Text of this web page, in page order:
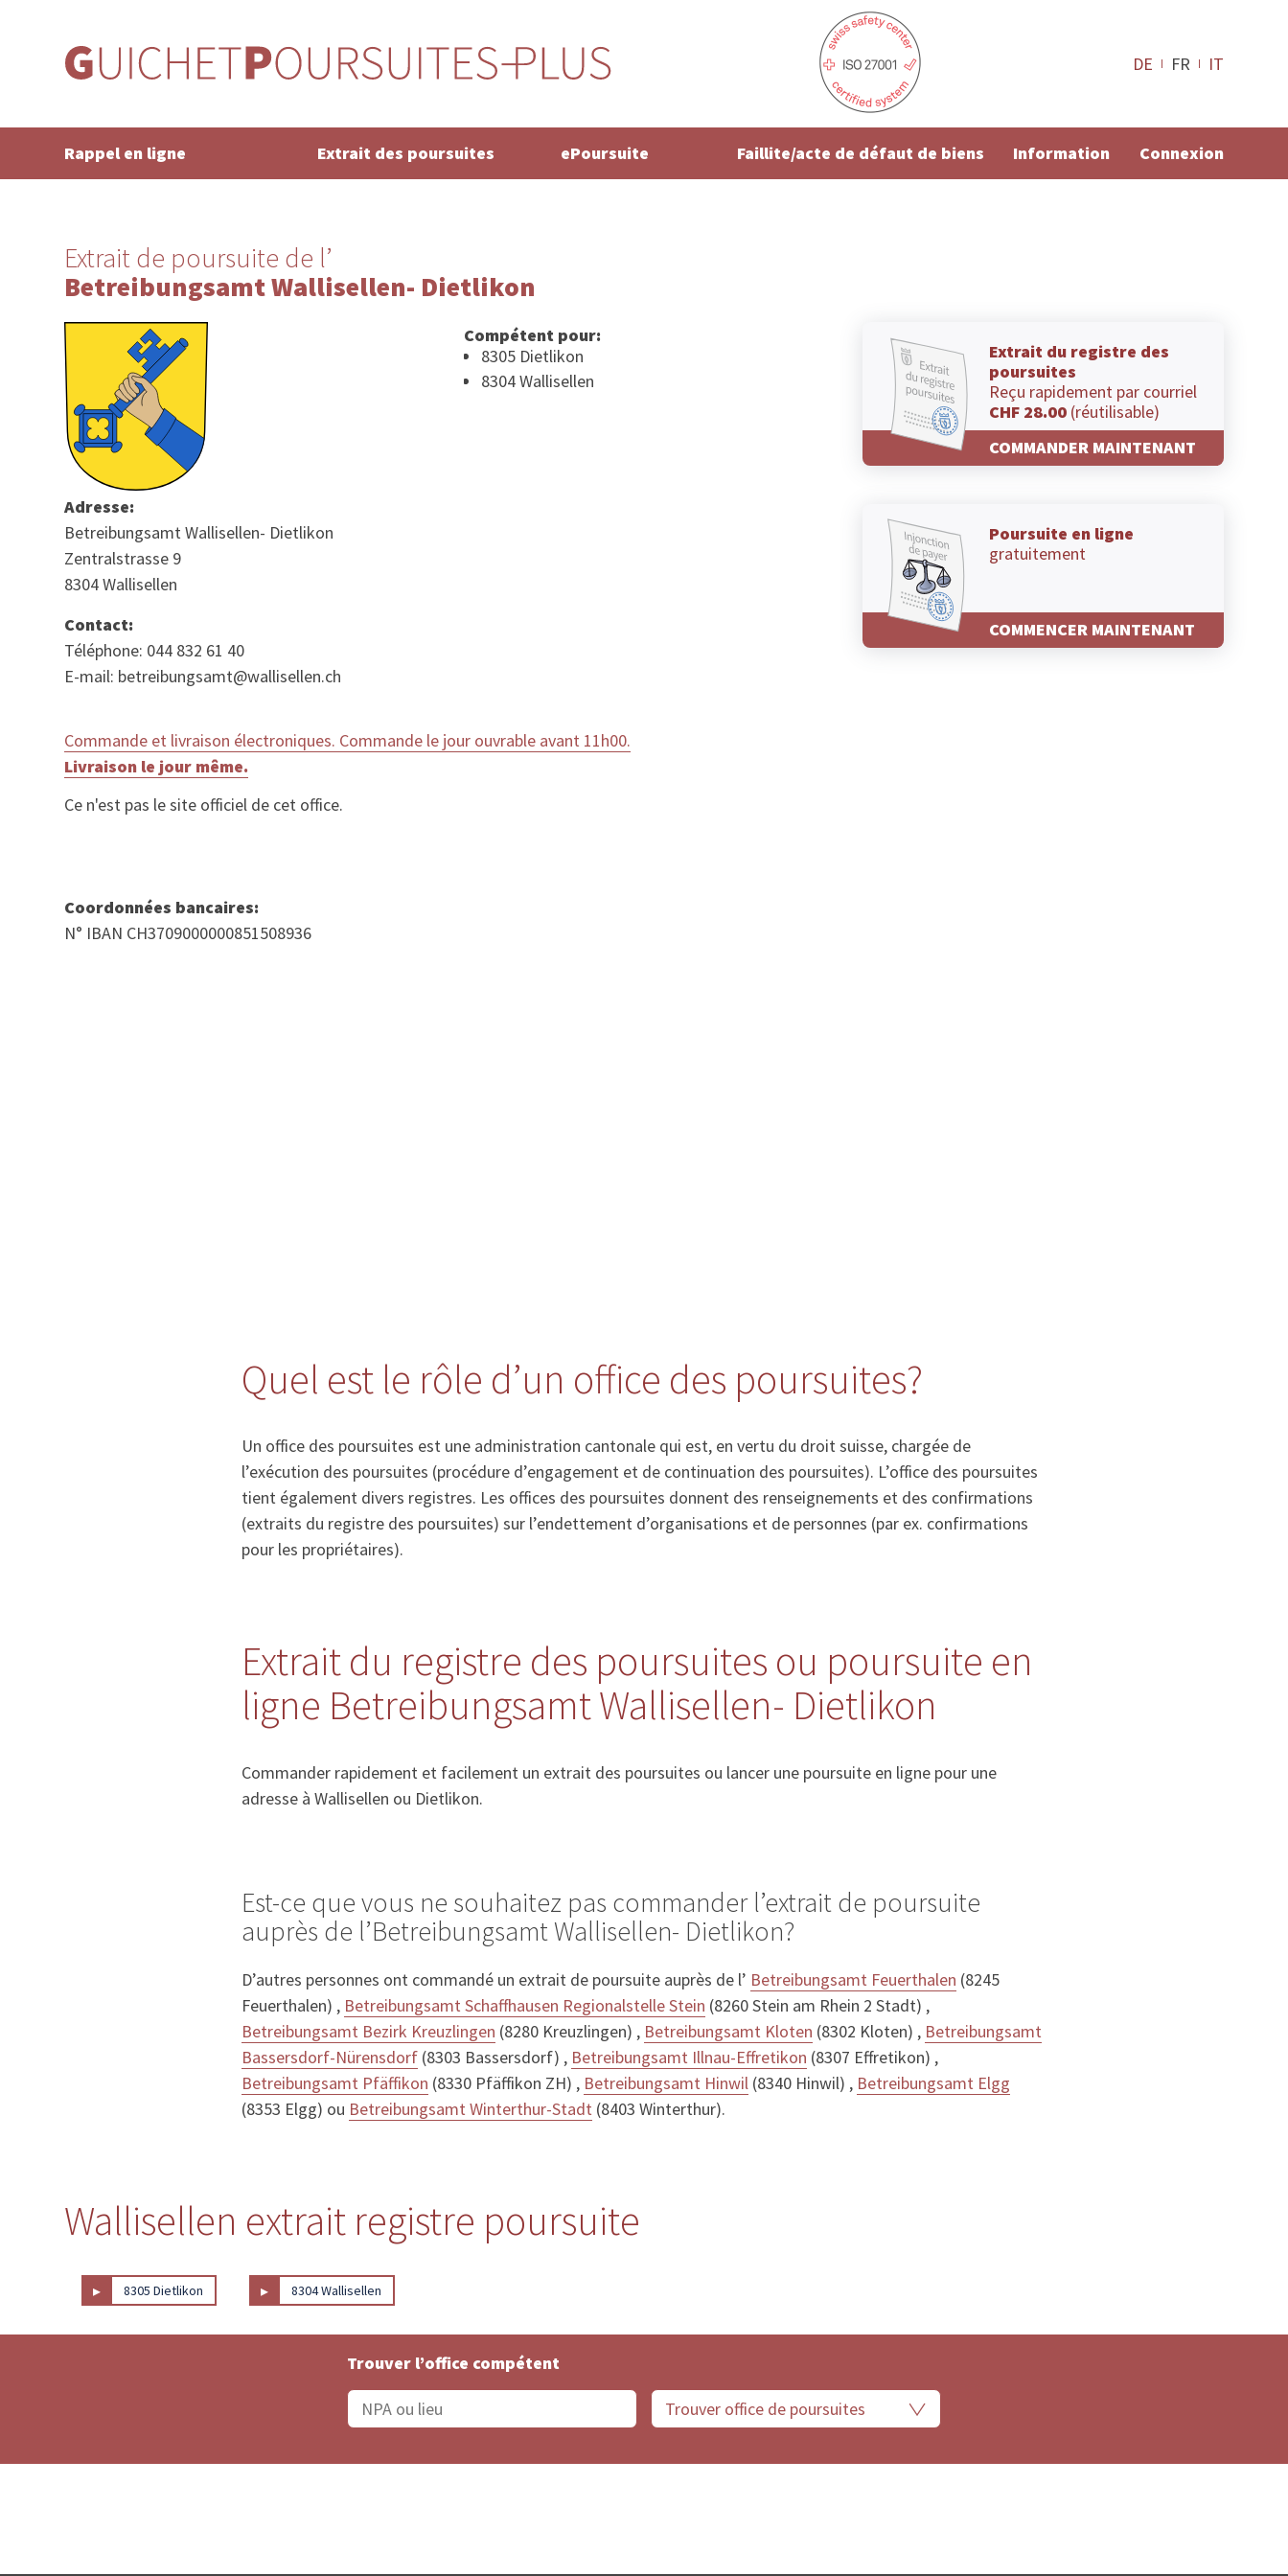
DE FR IT
Rappel en ligne Extrait des poursuites ePoursuite Faillite/acte de défaut de biens Information Connexion
Extrait de poursuite de l’
Betreibungsamt Wallisellen- Dietlikon
Adresse:
Betreibungsamt Wallisellen- Dietlikon
Zentralstrasse 9
8304 Wallisellen
Contact:
Téléphone: 044 832 61 40
E-mail: betreibungsamt@wallisellen.ch
Compétent pour:
8305 Dietlikon
8304 Wallisellen
Commande et livraison électroniques. Commande le jour ouvrable avant 11h00.
Livraison le jour même.
Extrait du registre des
poursuites
Reçu rapidement par courriel
CHF 28.00 (réutilisable)
COMMANDER MAINTENANT
Poursuite en ligne
gratuitement
COMMENCER MAINTENANT
Ce n'est pas le site officiel de cet office.
Coordonnées bancaires:
N° IBAN CH3709000000851508936
Quel est le rôle d’un office des poursuites?
Un office des poursuites est une administration cantonale qui est, en vertu du droit suisse, chargée de
l’exécution des poursuites (procédure d’engagement et de continuation des poursuites). L’office des poursuites
tient également divers registres. Les offices des poursuites donnent des renseignements et des confirmations
(extraits du registre des poursuites) sur l’endettement d’organisations et de personnes (par ex. confirmations
pour les propriétaires).
Extrait du registre des poursuites ou poursuite en
ligne Betreibungsamt Wallisellen- Dietlikon
Commander rapidement et facilement un extrait des poursuites ou lancer une poursuite en ligne pour une
adresse à Wallisellen ou Dietlikon.
Est-ce que vous ne souhaitez pas commander l’extrait de poursuite
auprès de l’Betreibungsamt Wallisellen- Dietlikon?
D’autres personnes ont commandé un extrait de poursuite auprès de l’ Betreibungsamt Feuerthalen (8245
Feuerthalen) , Betreibungsamt Schaffhausen Regionalstelle Stein (8260 Stein am Rhein 2 Stadt) ,
Betreibungsamt Bezirk Kreuzlingen (8280 Kreuzlingen) , Betreibungsamt Kloten (8302 Kloten) , Betreibungsamt
Bassersdorf-Nürensdorf (8303 Bassersdorf) , Betreibungsamt Illnau-Effretikon (8307 Effretikon) ,
Betreibungsamt Pfäffikon (8330 Pfäffikon ZH) , Betreibungsamt Hinwil (8340 Hinwil) , Betreibungsamt Elgg
(8353 Elgg) ou Betreibungsamt Winterthur-Stadt (8403 Winterthur).
Wallisellen extrait registre poursuite
▸ 8305 Dietlikon ▸ 8304 Wallisellen
Trouver l’office compétent